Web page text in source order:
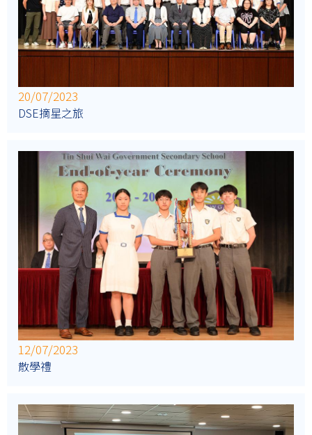
20/07/2023
DSE摘星之旅
12/07/2023
散學禮